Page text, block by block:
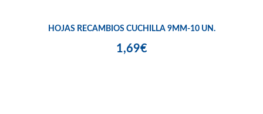
HOJAS RECAMBIOS CUCHILLA 9MM-10 UN.
1,69€